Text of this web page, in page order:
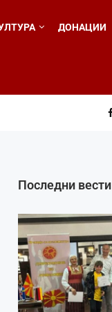
ДОНАЦИИ
Последни вести